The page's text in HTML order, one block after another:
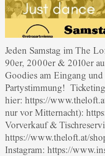
Jeden Samstag im The
90er, 2000er & 2010er
Goodies am Eingang
Partystimmung!
hier: https://
nur vor Mitternacht):
Vorverkauf &
https://www.theloft.at/
Instagram: https://